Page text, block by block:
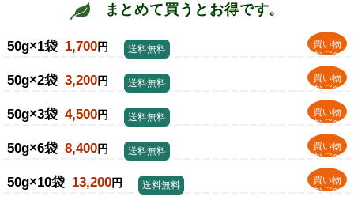
まとめて買うとお得です。
50g×1袋 1,700円
買い物
かごへ
送料無料
50g×2袋 3,200円
買い物
かごへ
送料無料
50g×3袋 4,500円
買い物
かごへ
送料無料
50g×6袋 8,400円
買い物
かごへ
送料無料
50g×10袋 13,200円
買い物
かごへ
送料無料